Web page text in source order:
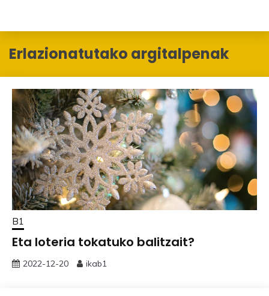
Erlazionatutako argitalpenak
B1
Eta loteria tokatuko balitzait?
2022-12-20 ikab1